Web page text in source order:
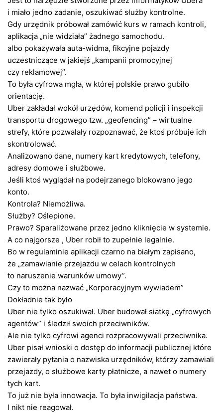
i miało jedno zadanie, oszukiwać służby kontrolne.
Gdy urzędnik próbował zamówić kurs w ramach kontroli,
aplikacja „nie widziała” żadnego samochodu.
albo pokazywała auta-widma, fikcyjne pojazdy
uczestniczące w jakiejś „kampanii promocyjnej
czy reklamowej”.
To była cyfrowa mgła, w której polskie prawo gubiło
orientację.
Uber zakładał wokół urzędów, komend policji i inspekcji
transportu drogowego tzw. „geofencing” – wirtualne
strefy, które pozwalały rozpoznawać, że ktoś próbuje ich
skontrolować.
Analizowano dane, numery kart kredytowych, telefony,
adresy domowe i służbowe.
Jeśli ktoś wyglądał na podejrzanego blokowano jego
konto.
Kontrola? Niemożliwa.
Służby? Oślepione.
Prawo? Sparaliżowane przez jedno kliknięcie w systemie.
A co najgorsze , Uber robił to zupełnie legalnie.
Bo w regulaminie aplikacji czarno na białym zapisano,
że „zamawianie przejazdu w celach kontrolnych
to naruszenie warunków umowy”.
Czy to można nazwać „Korporacyjnym wywiadem”
Dokładnie tak było
Uber nie tylko oszukiwał. Uber budował siatkę „cyfrowych
agentów” i śledził swoich przeciwników.
Ale nie tylko cyfrowi agenci rozpracowywali przeciwnika.
Uber pisał wnioski o dostęp do informacji publicznej które
zawierały pytania o nazwiska urzędników, którzy zamawiali
przejazdy, o służbowe karty płatnicze, a nawet o numery
tych kart.
To już nie była innowacja. To była inwigilacja państwa.
I nikt nie reagował.